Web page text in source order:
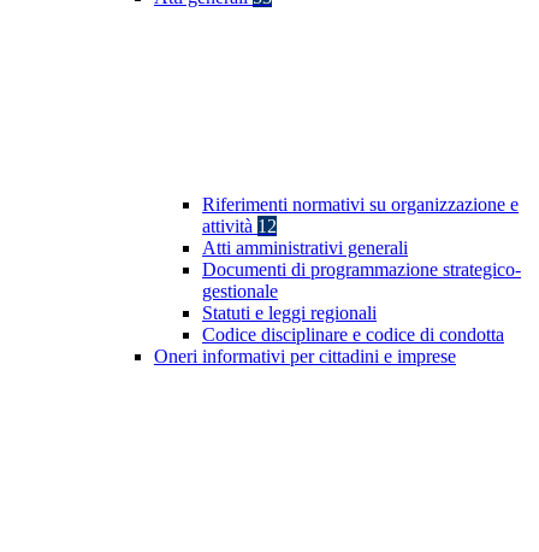
Riferimenti normativi su organizzazione e
attività 12
Atti amministrativi generali
Documenti di programmazione strategico-
gestionale
Statuti e leggi regionali
Codice disciplinare e codice di condotta
Oneri informativi per cittadini e imprese